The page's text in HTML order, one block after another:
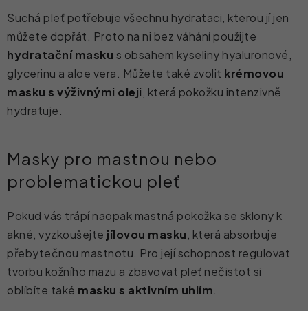
Suchá pleť potřebuje všechnu hydrataci, kterou jí jen
můžete dopřát. Proto na ni bez váhání použijte
hydratační masku s obsahem kyseliny hyaluronové,
glycerinu a aloe vera. Můžete také zvolit krémovou
masku s výživnými oleji , která pokožku intenzivně
hydratuje.
Masky pro mastnou nebo
problematickou pleť
Pokud vás trápí naopak mastná pokožka se sklony k
akné, vyzkoušejte jílovou masku , která absorbuje
přebytečnou mastnotu. Pro její schopnost regulovat
tvorbu kožního mazu a zbavovat pleť nečistot si
oblíbíte také masku s aktivním uhlím